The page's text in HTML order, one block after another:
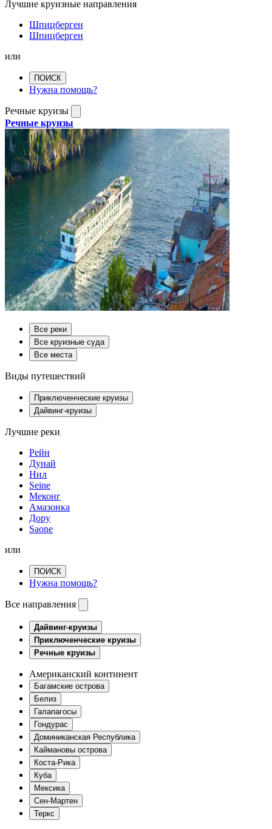
Лучшие круизные направления
Шпицберген
Шпицберген
или
ПОИСК
Нужна помощь?
Речные круизы
Речные круизы
Все реки
Все круизные суда
Все места
Виды путешествий
Приключенческие круизы
Дайвинг-круизы
Лучшие реки
Рейн
Дунай
Нил
Seine
Меконг
Амазонка
Дору
Saone
или
ПОИСК
Нужна помощь?
Все направления
Дайвинг-круизы
Приключенческие круизы
Речные круизы
Американский континент
Багамские острова
Белиз
Галапагосы
Гондурас
Доминиканская Республика
Каймановы острова
Коста-Рика
Куба
Мексика
Сен-Мартен
Теркс